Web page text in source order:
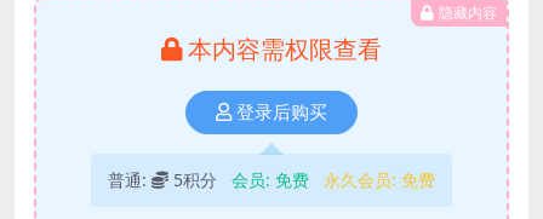
隐藏内容
本内容需权限查看
登录后购买
普通: 5积分 会员: 免费 永久会员: 免费